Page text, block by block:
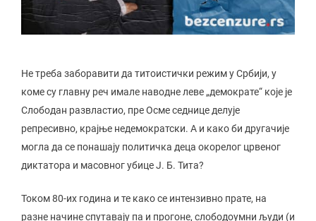
Не треба заборавити да титоистички режим у Србији, у
коме су главну реч имале наводне леве „демократе“ које је
Слободан развластио, пре Осме седнице делује
репресивно, крајње недемократски. А и како би другачије
могла да се понашају политичка деца окорелог црвеног
диктатора и масовног убице Ј. Б. Тита?
Током 80-их година и те како се интензивно прате, на
разне начине спутавају па и прогоне, слободоумни људи (и